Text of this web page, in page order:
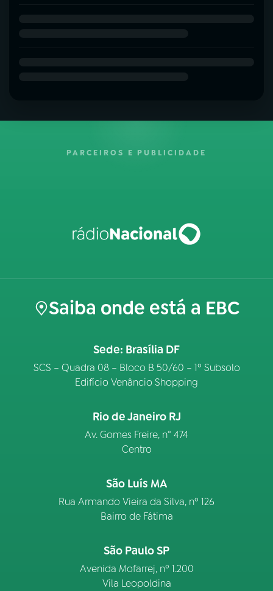
PARCEIROS E PUBLICIDADE
Saiba onde está a EBC
Sede: Brasília DF
SCS – Quadra 08 – Bloco B 50/60 – 1º Subsolo
Edifício Venâncio Shopping
Rio de Janeiro RJ
Av. Gomes Freire, n° 474
Centro
São Luís MA
Rua Armando Vieira da Silva, nº 126
Bairro de Fátima
São Paulo SP
Avenida Mofarrej, nº 1.200
Vila Leopoldina